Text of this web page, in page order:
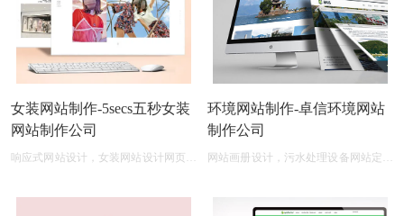
女装网站制作-5secs五秒女装
网站制作公司
响应式网站设计，女装网站设计网页制
环境网站制作-卓信环境网站
制作公司
网站画册设计，污水处理设备网站定制